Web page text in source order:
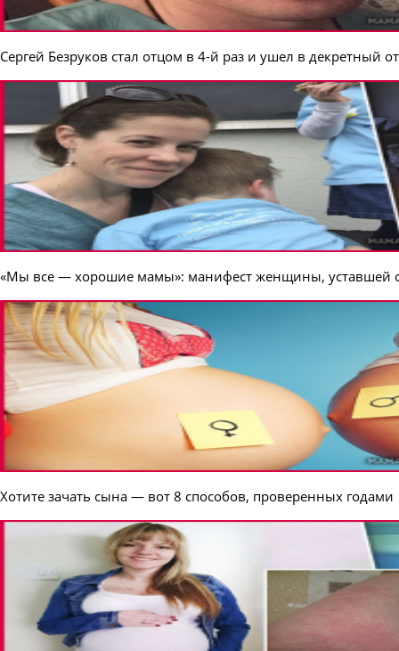
Сергей Безруков стал отцом в 4-й раз и ушел в декретный
«Мы все — хорошие мамы»: манифест женщины, уставшей
Хотите зачать сына — вот 8 способов, проверенных годами